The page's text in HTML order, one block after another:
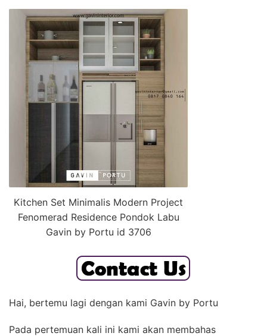
Kitchen Set Minimalis Modern Project
Fenomerad Residence Pondok Labu
Gavin by Portu id 3706
Hai, bertemu lagi dengan kami Gavin by Portu
Pada pertemuan kali ini kami akan membahas